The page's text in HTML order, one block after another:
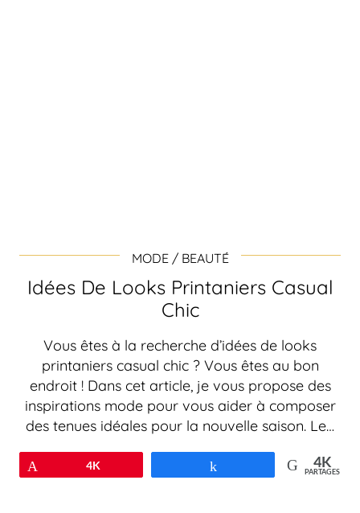
MODE / BEAUTÉ
Idées De Looks Printaniers Casual
Chic
Vous êtes à la recherche d’idées de looks
printaniers casual chic ? Vous êtes au bon
endroit ! Dans cet article, je vous propose des
inspirations mode pour vous aider à composer
des tenues idéales pour la nouvelle saison. Le…
4K 4K
PARTAGES